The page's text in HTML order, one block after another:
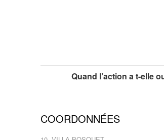
Quand l’action a t-elle
COORDONNÉES